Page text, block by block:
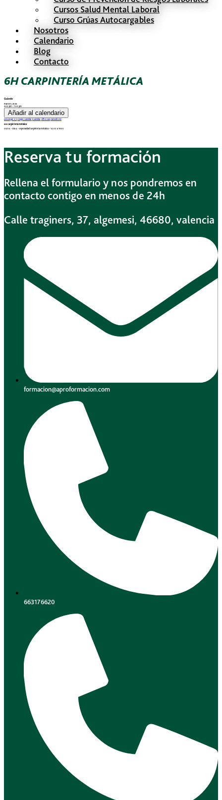
Cursos Salud Mental Laboral
Curso Grúas Autocargables
Nosotros
Calendario
Blog
Contacto
6H CARPINTERÍA METÁLICA
Cuándo
marzo 5, 2026
2:00 pm - 7:00 pm
Añadir al calendario
Descargar ICS Google Calendar iCalendar Office 365 Outlook Live
6H Carpintería metálica
05/04 – Dia 4 – Especialidad carpintería metálica – 14:00 a 19:00
Reserva tu formación
Rellena el formulario y nos pondremos en
contacto contigo en menos de 24h
Calle traginers, 37, algemesi, 46680, valencia
formacion@aproformacion.com
663176620